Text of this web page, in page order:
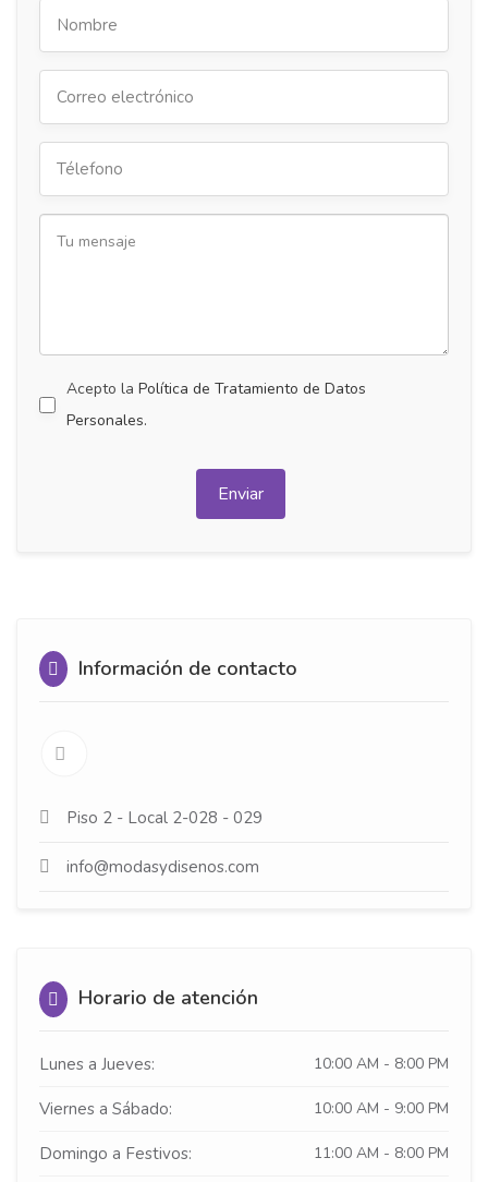
Acepto la Política de Tratamiento de Datos
Personales.
Enviar
Información de contacto
Piso 2 - Local 2-028 - 029
info@modasydisenos.com
Horario de atención
Lunes a Jueves: 10:00 AM - 8:00 PM
Viernes a Sábado: 10:00 AM - 9:00 PM
Domingo a Festivos: 11:00 AM - 8:00 PM